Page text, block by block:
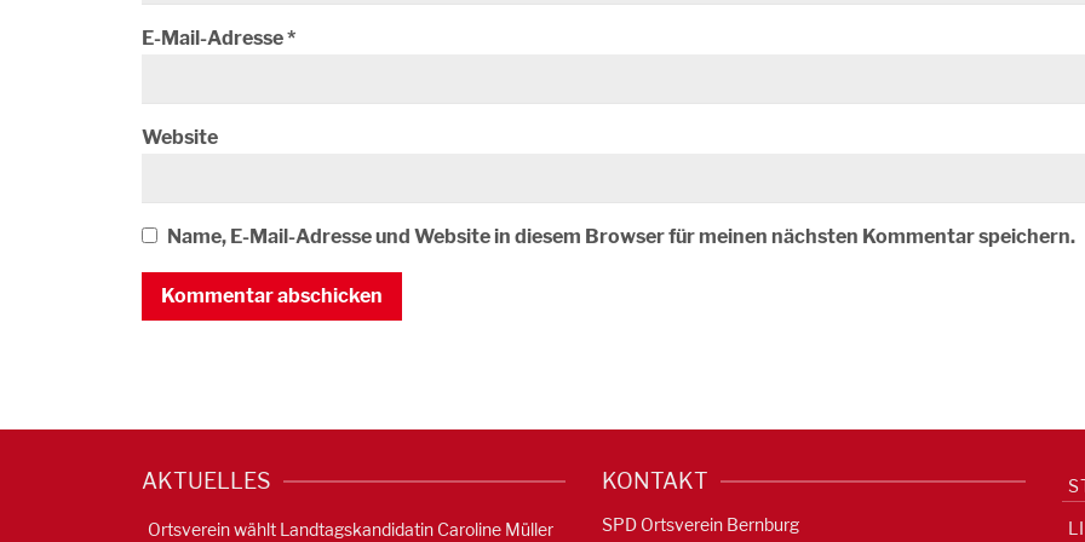
E-Mail-Adresse*
Website
Name, E-Mail-Adresse und Website in diesem Browser für meinen nächsten Kommentar speichern.
AKTUELLES
Ortsverein wählt Landtagskandidatin Caroline Müller
KONTAKT
SPD Ortsverein Bernburg